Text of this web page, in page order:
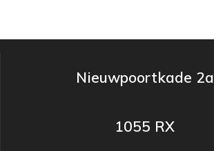
Nieuwpoortkade 2a
1055 RX